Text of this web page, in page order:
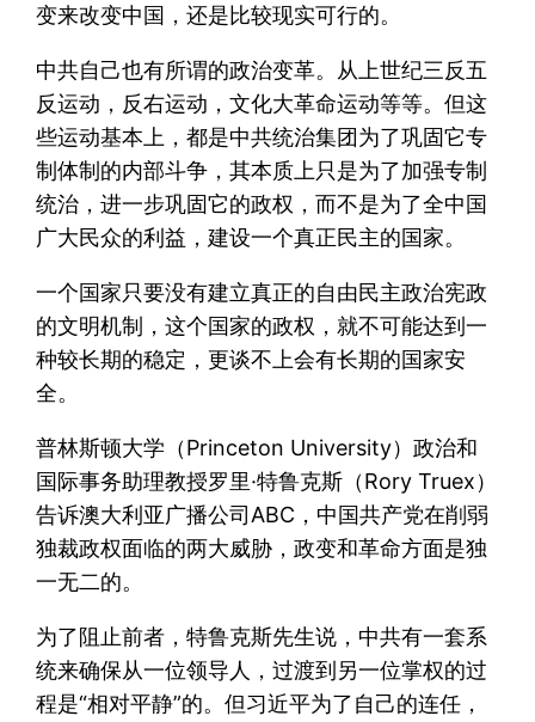
变来改变中国，还是比较现实可行的。
中共自己也有所谓的政治变革。从上世纪三反五
反运动，反右运动，文化大革命运动等等。但这
些运动基本上，都是中共统治集团为了巩固它专
制体制的内部斗争，其本质上只是为了加强专制
统治，进一步巩固它的政权，而不是为了全中国
广大民众的利益，建设一个真正民主的国家。
一个国家只要没有建立真正的自由民主政治宪政
的文明机制，这个国家的政权，就不可能达到一
种较长期的稳定，更谈不上会有长期的国家安
全。
普林斯顿大学（Princeton University）政治和
国际事务助理教授罗里·特鲁克斯（Rory Truex）
告诉澳大利亚广播公司ABC，中国共产党在削弱
独裁政权面临的两大威胁，政变和革命方面是独
一无二的。
为了阻止前者，特鲁克斯先生说，中共有一套系
统来确保从一位领导人，过渡到另一位掌权的过
程是“相对平静”的。但习近平为了自己的连任，